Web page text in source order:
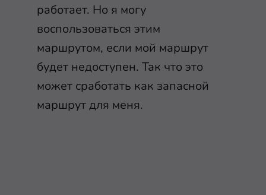
работает. Но я могу
воспользоваться этим
маршрутом, если мой маршрут
будет недоступен. Так что это
может сработать как запасной
маршрут для меня.